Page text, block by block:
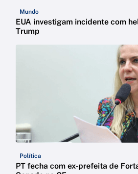
Mundo
EUA investigam incidente com
Trump
Política
PT fecha com ex-prefeita de